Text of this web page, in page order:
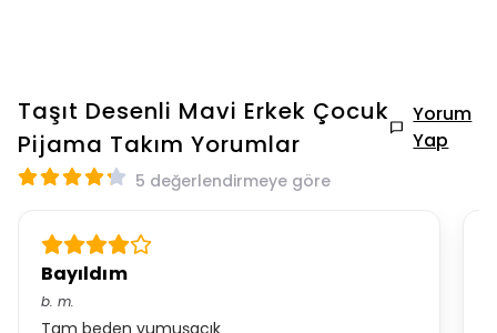
Taşıt Desenli Mavi Erkek Çocuk
Pijama Takım Yorumlar
Yorum
Yap
5 değerlendirmeye göre
Bayıldım
b. m.
Tam beden yumuşacık